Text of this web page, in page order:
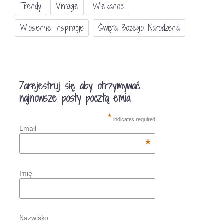
Trendy
Vintage
Wielkanoc
Wiosenne Inspiracje
Święta Bożego Narodzenia
Zarejestruj się aby otrzymywać
najnowsze posty pocztą emial
* indicates required
Email
*
Imię
Nazwisko